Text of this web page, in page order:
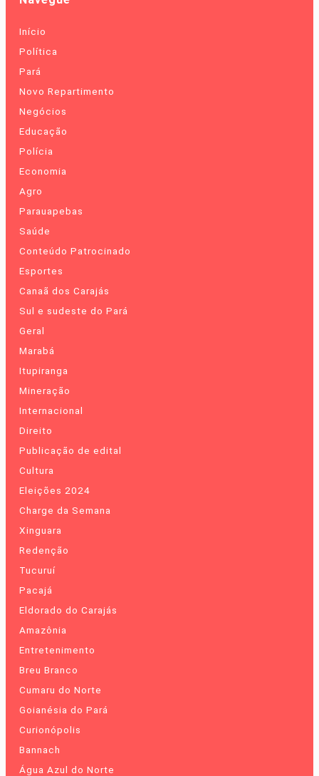
Início
Política
Pará
Novo Repartimento
Negócios
Educação
Polícia
Economia
Agro
Parauapebas
Saúde
Conteúdo Patrocinado
Esportes
Canaã dos Carajás
Sul e sudeste do Pará
Geral
Marabá
Itupiranga
Mineração
Internacional
Direito
Publicação de edital
Cultura
Eleições 2024
Charge da Semana
Xinguara
Redenção
Tucuruí
Pacajá
Eldorado do Carajás
Amazônia
Entretenimento
Breu Branco
Cumaru do Norte
Goianésia do Pará
Curionópolis
Bannach
Água Azul do Norte